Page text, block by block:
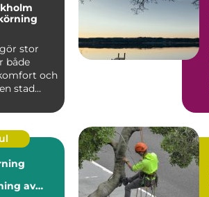
stor
både
och
stad
av